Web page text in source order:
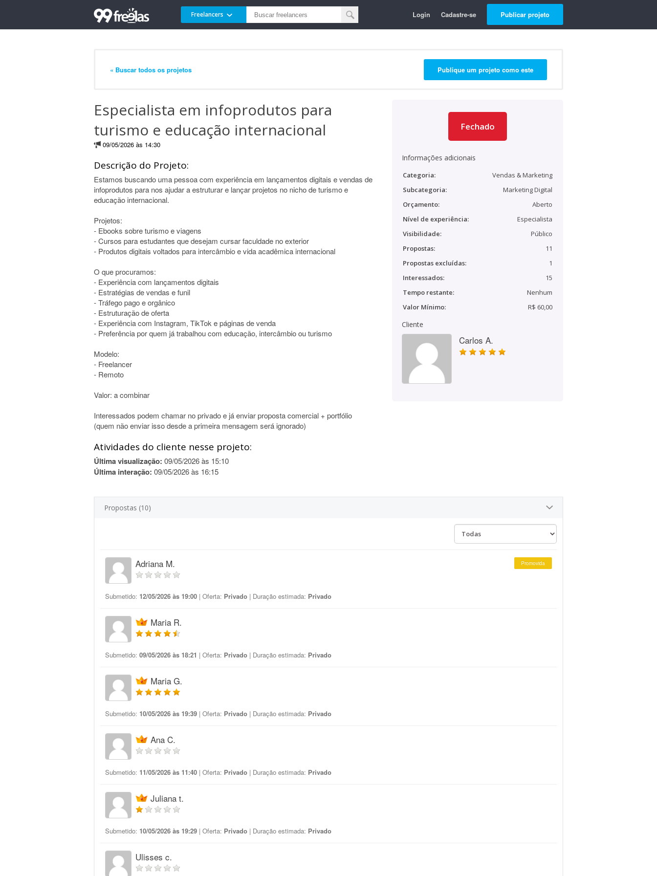
Freelancers Login Cadastre-se Publicar projeto
« Buscar todos os projetos Publique um projeto como este
Especialista em infoprodutos para
turismo e educação internacional
09/05/2026 às 14:30
Descrição do Projeto:
Estamos buscando uma pessoa com experiência em lançamentos digitais e vendas de
infoprodutos para nos ajudar a estruturar e lançar projetos no nicho de turismo e
educação internacional.
Projetos:
- Ebooks sobre turismo e viagens
- Cursos para estudantes que desejam cursar faculdade no exterior
- Produtos digitais voltados para intercâmbio e vida acadêmica internacional
O que procuramos:
- Experiência com lançamentos digitais
- Estratégias de vendas e funil
- Tráfego pago e orgânico
- Estruturação de oferta
- Experiência com Instagram, TikTok e páginas de venda
- Preferência por quem já trabalhou com educação, intercâmbio ou turismo
Modelo:
- Freelancer
- Remoto
Valor: a combinar
Interessados podem chamar no privado e já enviar proposta comercial + portfólio
(quem não enviar isso desde a primeira mensagem será ignorado)
Atividades do cliente nesse projeto:
Última visualização: 09/05/2026 às 15:10
Última interação: 09/05/2026 às 16:15
Fechado
Informações adicionais
Categoria:
Vendas & Marketing
Subcategoria:
Marketing Digital
Orçamento:
Aberto
Nível de experiência:
Especialista
Visibilidade:
Público
Propostas:
11
Propostas excluídas:
1
Interessados:
15
Tempo restante:
Nenhum
Valor Mínimo:
R$ 60,00
Cliente
Carlos A.
Propostas (10)
Adriana M. Promovida
Submetido: 12/05/2026 às 19:00 | Oferta: Privado | Duração estimada: Privado
Maria R.
Submetido: 09/05/2026 às 18:21 | Oferta: Privado | Duração estimada: Privado
Maria G.
Submetido: 10/05/2026 às 19:39 | Oferta: Privado | Duração estimada: Privado
Ana C.
Submetido: 11/05/2026 às 11:40 | Oferta: Privado | Duração estimada: Privado
Juliana t.
Submetido: 10/05/2026 às 19:29 | Oferta: Privado | Duração estimada: Privado
Ulisses c.